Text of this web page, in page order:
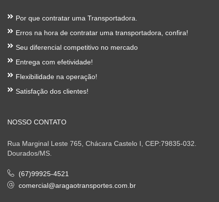
Por que contratar uma Transportadora.
Erros na hora de contratar uma transportadora, confira!
Seu diferencial competitivo no mercado
Entrega com efetividade!
Flexibilidade na operação!
Satisfação dos clientes!
NOSSO CONTATO
Rua Marginal Leste 765, Chácara Castelo I, CEP:79835-032.
Dourados/MS.
(67)99925-4521
comercial@aragaotransportes.com.br